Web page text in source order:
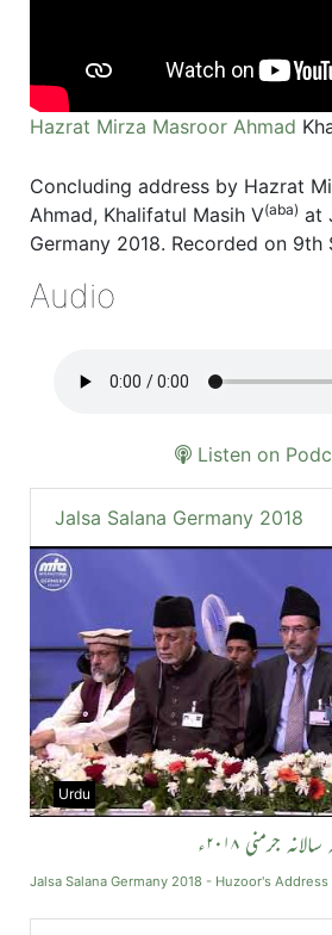
Hazrat Mirza Masroor Ahmad
Concluding address by Hazrat
Ahmad, Khalifatul Masih V(aba) at
Germany 2018. Recorded on 9th
Audio
Listen on
Jalsa Salana Germany 2018
Urdu
جرمنی ۲۰۱۸ء
Jalsa Salana Germany 2018 - Huzoor's